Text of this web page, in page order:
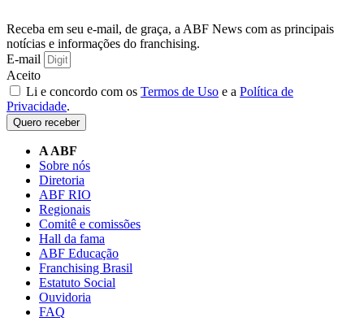
Receba em seu e-mail, de graça, a ABF News com as principais
notícias e informações do franchising.
E-mail
Aceito
Li e concordo com os Termos de Uso e a Política de
Privacidade.
Quero receber
A ABF
Sobre nós
Diretoria
ABF RIO
Regionais
Comitê e comissões
Hall da fama
ABF Educação
Franchising Brasil
Estatuto Social
Ouvidoria
FAQ